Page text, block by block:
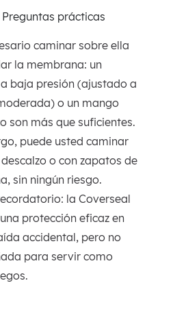
prácticas
caminar sobre ella
la membrana: un
baja presión (ajustado a
o un mango
son más que suficientes.
puede usted caminar
o con zapatos de
sin ningún riesgo.
la Coverseal
protección eficaz en
accidental, pero no
para servir como